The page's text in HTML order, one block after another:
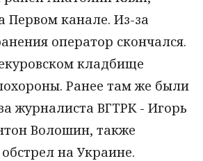
Первом канале. Из-за
оператор скончался.
кладбище
Ранее там же были
журналиста ВГТРК - Игорь
Волошин, также
на Украине.